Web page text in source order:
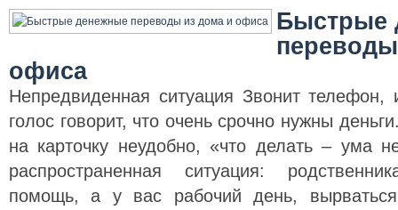
Быстрые
офиса
Непредвиденная ситуация Звонит
голос говорит, что очень срочно нужны
на карточку неудобно, «что делать – ума
распространенная ситуация:
помощь, а у вас рабочий день,